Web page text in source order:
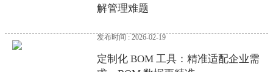
解管理难题
发布时间 : 2026-02-19
定制化 BOM 工具：精准适配企业需